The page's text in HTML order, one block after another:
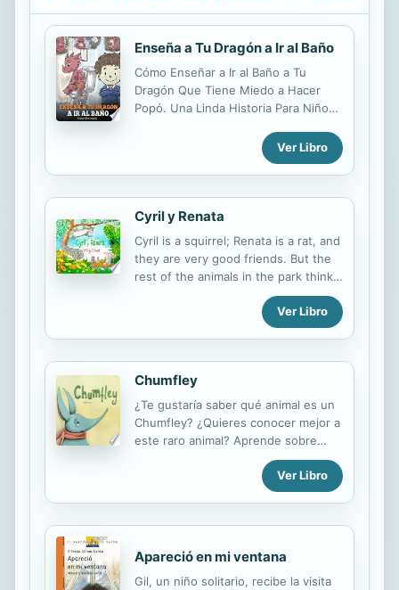
lo Blanc i, com ell, haurà de compartir
la seua inexperiència com a
enamorat. El protagonista descobrirà
que la vida és una lluita i que els
cavallers valerosos i intrèpids són els
Enseña a Tu Dragón a Ir al Baño
Cómo Enseñar a Ir al Baño a Tu
Dragón Que Tiene Miedo a Hacer
Popó. Una Linda Historia Para Niños
para ir al Baño sea Divertido y Fácil.
Ver Libro
Cyril y Renata
Cyril is a squirrel; Renata is a rat, and
they are very good friends. But the
rest of the animals in the park think
that a squirrel and a rat shouldn't
play together. With a perfect mixture
of humor and sensibility, Emily
tolerance, diversity, and the power
of friendship.
Ver Libro
Chumfley
¿Te gustaría saber qué animal es un
Chumfley? ¿Quieres conocer mejor a
este raro animal? Aprende sobre
animales poco conocidos en este
libro. ¿Has visto alguna vez a un
cerdo hormiguero? ¿Sabes qué
musaraña elefante de trompa
Ver Libro
Apareció en mi ventana
Gil, un niño solitario, recibe la visita